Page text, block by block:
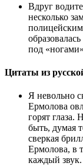
Вдруг
несколько
под
Цитаты из
Я невольно
Ермолова
горят
быть, думая
сверкая
Ермолова, в
каждый звук.